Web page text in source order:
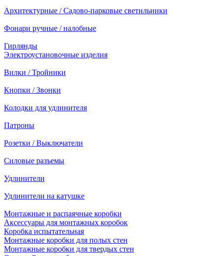
Архитектурные / Садово-парковые светильники
Фонари ручные / налобные
Гирлянды
Электроустановочные изделия
Вилки / Тройники
Кнопки / Звонки
Колодки для удлинителя
Патроны
Розетки / Выключатели
Силовые разъемы
Удлинители
Удлинители на катушке
Монтажные и распаячные коробки
Аксессуары для монтажных коробок
Коробка испытательная
Монтажные коробки для полых стен
Монтажные коробки для твердых стен